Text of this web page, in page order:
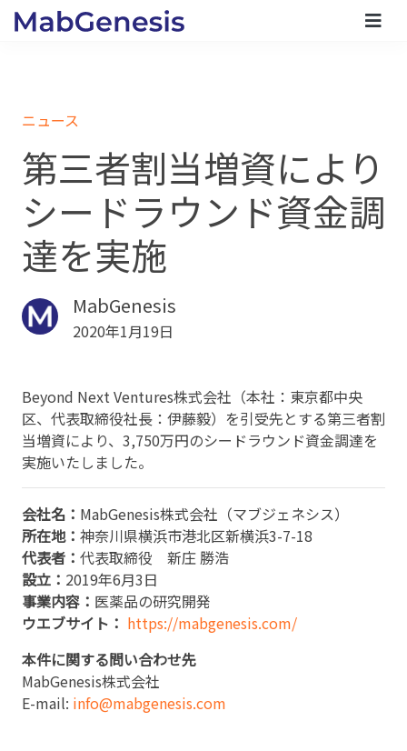
ニュース
第三者割当増資により
シードラウンド資金調
達を実施
MabGenesis
2020年1月19日
Beyond Next Ventures株式会社（本社：東京都中央
区、代表取締役社⻑：伊藤毅）を引受先とする第三者割
当増資により、3,750万円のシードラウンド資金調達を
実施いたしました。
会社名： MabGenesis株式会社（マブジェネシス）
所在地： 神奈川県横浜市港北区新横浜3-7-18
代表者： 代表取締役 新庄 勝浩
設立： 2019年6月3日
事業内容： 医薬品の研究開発
ウエブサイト： https://mabgenesis.com/
本件に関する問い合わせ先
MabGenesis株式会社
E-mail: info@mabgenesis.com